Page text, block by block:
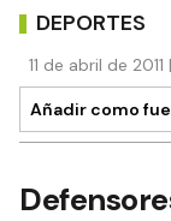
DEPORTES
11 de abril de
Añadir como